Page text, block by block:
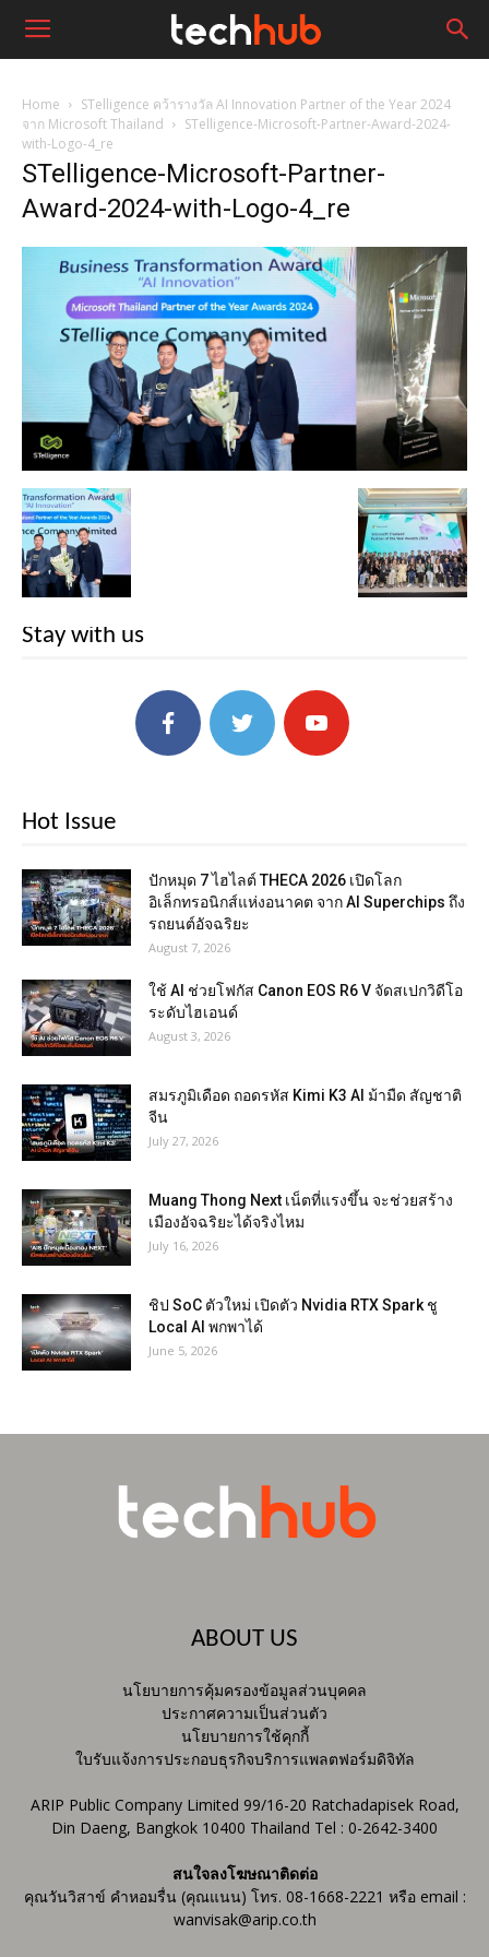
Home
STelligence คว้ารางวัล AI Innovation Partner of the Year 2024
จาก Microsoft Thailand
STelligence-Microsoft-Partner-Award-2024-
with-Logo-4_re
STelligence-Microsoft-Partner-
Award-2024-with-Logo-4_re
Stay with us
Hot Issue
ปักหมุด 7 ไฮไลต์ THECA 2026 เปิดโลก
อิเล็กทรอนิกส์แห่งอนาคต จาก AI Superchips ถึง
รถยนต์อัจฉริยะ
August 7, 2026
ใช้ AI ช่วยโฟกัส Canon EOS R6 V จัดสเปกวิดีโอ
ระดับไฮเอนด์
August 3, 2026
สมรภูมิเดือด ถอดรหัส Kimi K3 AI ม้ามืด สัญชาติ
จีน
July 27, 2026
Muang Thong Next เน็ตที่แรงขึ้น จะช่วยสร้าง
เมืองอัจฉริยะได้จริงไหม
July 16, 2026
ชิป SoC ตัวใหม่ เปิดตัว Nvidia RTX Spark ชู
Local AI พกพาได้
June 5, 2026
ABOUT US
นโยบายการคุ้มครองข้อมูลส่วนบุคคล
ประกาศความเป็นส่วนตัว
นโยบายการใช้คุกกี้
ใบรับแจ้งการประกอบธุรกิจบริการแพลตฟอร์มดิจิทัล
ARIP Public Company Limited 99/16-20 Ratchadapisek Road,
Din Daeng, Bangkok 10400 Thailand Tel : 0-2642-3400
สนใจลงโฆษณาติดต่อ
คุณวันวิสาข์ คำหอมรื่น (คุณแนน) โทร. 08-1668-2221 หรือ email :
wanvisak@arip.co.th